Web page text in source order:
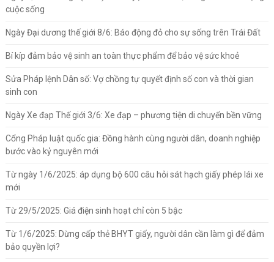
cuộc sống
Ngày Đại dương thế giới 8/6: Báo động đỏ cho sự sống trên Trái Đất
Bí kíp đảm bảo vệ sinh an toàn thực phẩm để bảo vệ sức khoẻ
Sửa Pháp lệnh Dân số: Vợ chồng tự quyết định số con và thời gian
sinh con
Ngày Xe đạp Thế giới 3/6: Xe đạp – phương tiện di chuyển bền vững
Cổng Pháp luật quốc gia: Đồng hành cùng người dân, doanh nghiệp
bước vào kỷ nguyên mới
Từ ngày 1/6/2025: áp dụng bộ 600 câu hỏi sát hạch giấy phép lái xe
mới
Từ 29/5/2025: Giá điện sinh hoạt chỉ còn 5 bậc
Từ 1/6/2025: Dừng cấp thẻ BHYT giấy, người dân cần làm gì để đảm
bảo quyền lợi?